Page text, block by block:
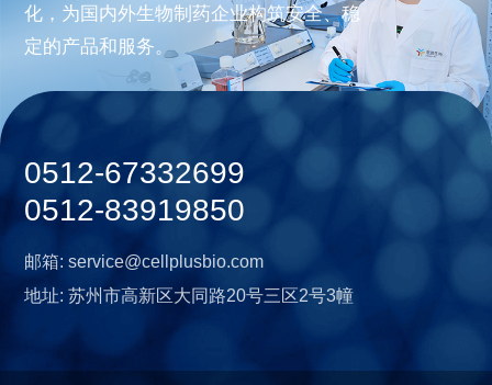
化，为国内外生物制药企业构筑安全、稳
定的产品和服务。
0512-67332699
0512-83919850
邮箱:service@cellplusbio.com
地址:苏州市高新区大同路20号三区2号3幢